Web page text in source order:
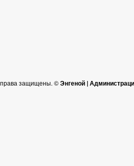
защищены. ©Энгеной |